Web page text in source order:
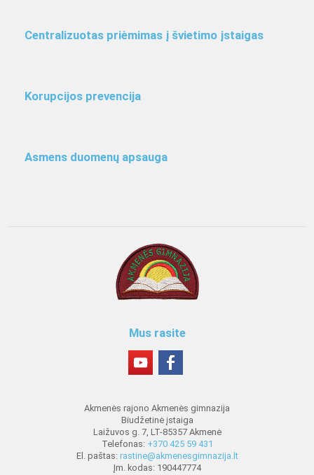
Centralizuotas priėmimas į švietimo įstaigas
Korupcijos prevencija
Asmens duomenų apsauga
Mus rasite
Akmenės rajono Akmenės gimnazija
Biudžetinė įstaiga
Laižuvos g. 7, LT-85357 Akmenė
Telefonas: +370 425 59 431
El. paštas: rastine@akmenesgimnazija.lt
Įm. kodas: 190447774